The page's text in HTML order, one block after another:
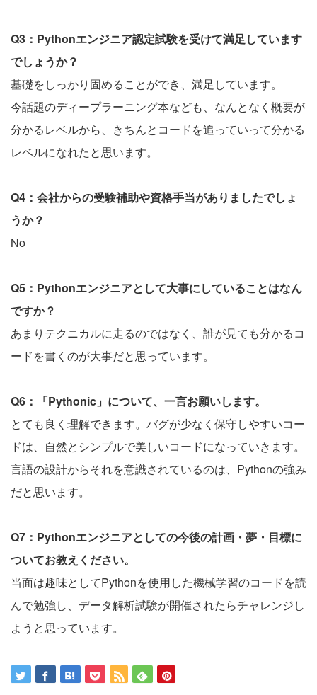
Q3：Pythonエンジニア認定試験を受けて満足しています
でしょうか？
基礎をしっかり固めることができ、満足しています。
今話題のディープラーニング本なども、なんとなく概要が
分かるレベルから、きちんとコードを追っていって分かる
レベルになれたと思います。
Q4：会社からの受験補助や資格手当がありましたでしょ
うか？
No
Q5：Pythonエンジニアとして大事にしていることはなん
ですか？
あまりテクニカルに走るのではなく、誰が見ても分かるコ
ードを書くのが大事だと思っています。
Q6：「Pythonic」について、一言お願いします。
とても良く理解できます。バグが少なく保守しやすいコー
ドは、自然とシンプルで美しいコードになっていきます。
言語の設計からそれを意識されているのは、Pythonの強み
だと思います。
Q7：Pythonエンジニアとしての今後の計画・夢・目標に
ついてお教えください。
当面は趣味としてPythonを使用した機械学習のコードを読
んで勉強し、データ解析試験が開催されたらチャレンジし
ようと思っています。